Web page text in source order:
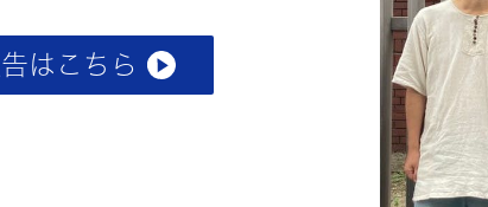
はこちら